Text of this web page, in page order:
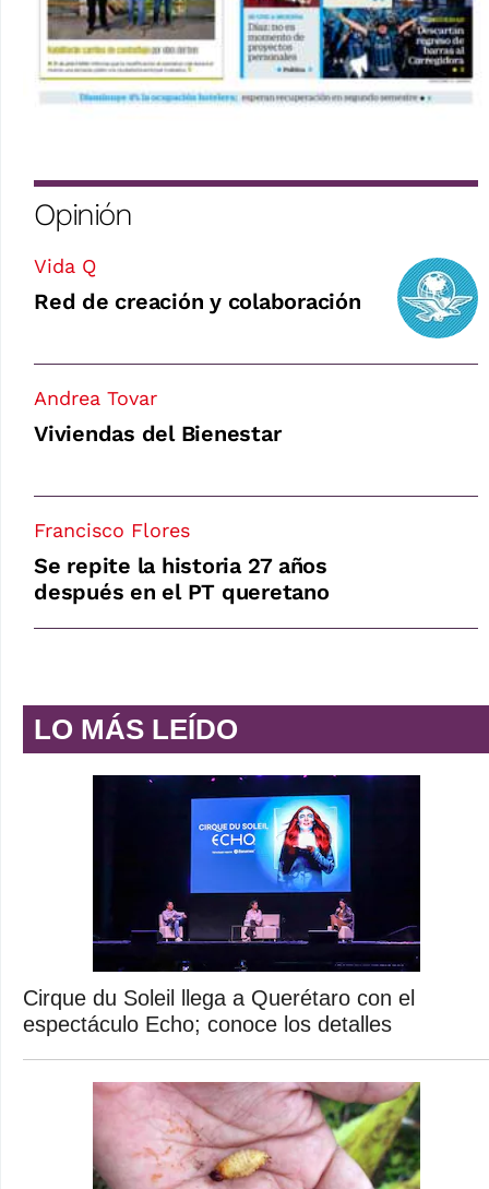
Opinión
Vida Q
Red de creación y colaboración
Andrea Tovar
Viviendas del Bienestar
Francisco Flores
Se repite la historia 27 años
después en el PT queretano
LO MÁS LEÍDO
Cirque du Soleil llega a Querétaro con el
espectáculo Echo; conoce los detalles